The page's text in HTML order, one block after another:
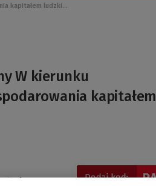
kapitałem ludzki...
W kierunku
kapitałem